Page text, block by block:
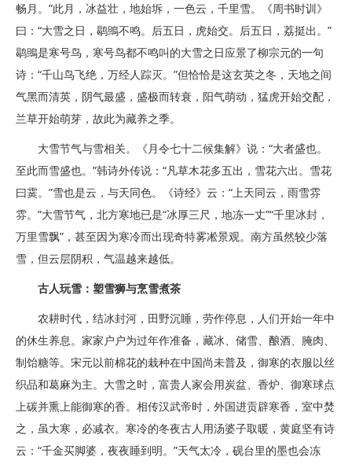
畅月。”此月，冰益壮，地始坼，一色云，千里雪。《周书时训》
曰：“大雪之日，鹖鴠不鸣。后五日，虎始交。后五日，荔挺出。”
鹖鴠是寒号鸟，寒号鸟都不鸣叫的大雪之日应景了柳宗元的一句
诗：“千山鸟飞绝，万经人踪灭。”但恰恰是这玄英之冬，天地之间
气黑而清英，阴气最盛，盛极而转衰，阳气萌动，猛虎开始交配，
兰草开始萌芽，故此为藏养之季。
大雪节气与雪相关。《月令七十二候集解》说：“大者盛也。
至此而雪盛也。”韩诗外传说：“凡草木花多五出，雪花六出。雪花
曰霙。”雪也是云，与天同色。《诗经》云：“上天同云，雨雪雰
雰。”大雪节气，北方寒地已是“冰厚三尺，地冻一丈”“千里冰封，
万里雪飘”，甚至因为寒冷而出现奇特雾凇景观。南方虽然较少落
雪，但云层阴积，气温越来越低。
古人玩雪：塑雪狮与烹雪煮茶
农耕时代，结冰封河，田野沉睡，劳作停息，人们开始一年中
的休生养息。家家户户为过年作准备，藏冰、储雪、酿酒、腌肉、
制饴糖等。宋元以前棉花的栽种在中国尚未普及，御寒的衣服以丝
织品和葛麻为主。大雪之时，富贵人家会用炭盆、香炉、御寒球点
上碳并熏上能御寒的香。相传汉武帝时，外国进贡辟寒香，室中焚
之，虽大寒，必减衣。寒冷的冬夜古人用汤婆子取暖，黄庭坚有诗
云：“千金买脚婆，夜夜睡到明。”天气太冷，砚台里的墨也会冻